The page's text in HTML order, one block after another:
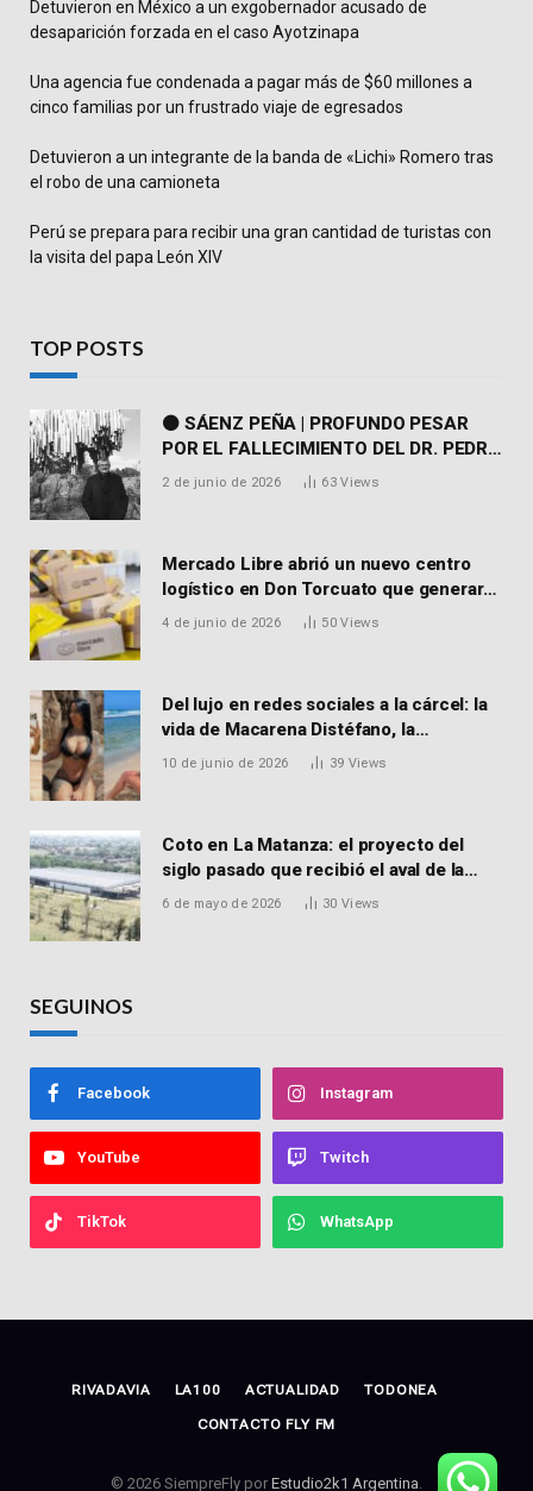
Detuvieron en México a un exgobernador acusado de
desaparición forzada en el caso Ayotzinapa
Una agencia fue condenada a pagar más de $60 millones a
cinco familias por un frustrado viaje de egresados
Detuvieron a un integrante de la banda de «Lichi» Romero tras
el robo de una camioneta
Perú se prepara para recibir una gran cantidad de turistas con
la visita del papa León XIV
TOP POSTS
⚫ SÁENZ PEÑA | PROFUNDO PESAR
POR EL FALLECIMIENTO DEL DR. PEDRO
MARTORELL
2 de junio de 2026 63Views
Mercado Libre abrió un nuevo centro
logístico en Don Torcuato que generará
900 empleos: cómo enviar el CV
4 de junio de 2026 50Views
Del lujo en redes sociales a la cárcel: la
vida de Macarena Distéfano, la
influencer de San Martín acusada de
10 de junio de 2026 39 Views
Coto en La Matanza: el proyecto del
siglo pasado que recibió el aval de la
Justicia para reactivar una obra frenada
6 de mayo de 2026 30 Views
SEGUINOS
Facebook Instagram
YouTube Twitch
TikTok WhatsApp
RIVADAVIA LA100 ACTUALIDAD TODONEA
CONTACTO FLY FM
© 2026 SiempreFly por Estudio2k1 Argentina.